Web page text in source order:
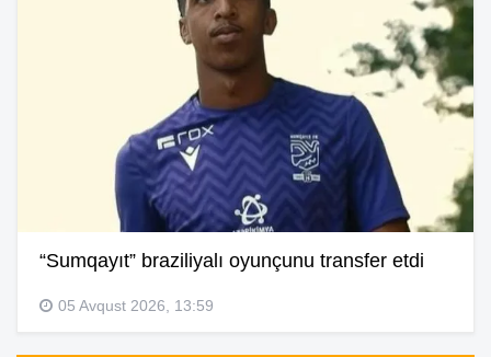
“Sumqayıt” braziliyalı oyunçunu transfer etdi
05 Avqust 2026, 13:59